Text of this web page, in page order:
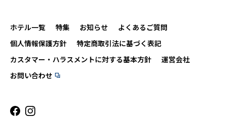
ホテル一覧 特集 お知らせ
よくあるご質問
個人情報保護方針
特定商取引法に基づく表記
カスタマー・ハラスメントに対する基本方針
運営会社
お問い合わせ